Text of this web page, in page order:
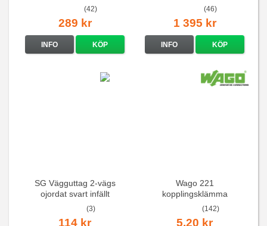
(42)
289 kr
INFO KÖP
(46)
1 395 kr
INFO KÖP
SG Vägguttag 2-vägs
ojordat svart infällt
16A/250V
(3)
114 kr
Wago 221
kopplingsklämma
(142)
5,20 kr